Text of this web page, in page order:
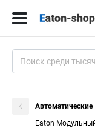
Автоматические
Eaton